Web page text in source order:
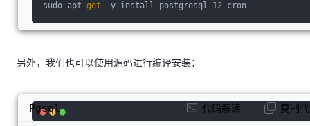
sudo apt-get -y install postgresql-12-cron
另外，我们也可以使用源码进行编译安装：
Pgsql 代码解读 复制